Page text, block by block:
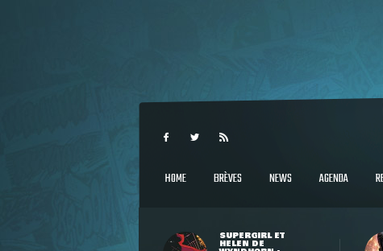
HOME BRÈVES NEWS AGENDA
SUPERGIRL ET
HELEN DE